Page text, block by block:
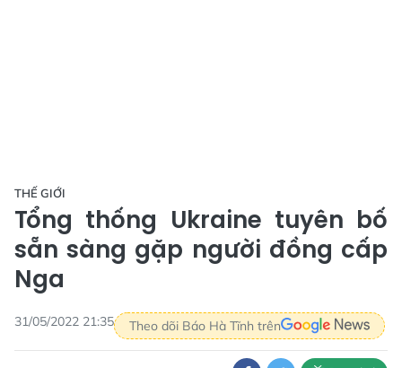
THẾ GIỚI
Tổng thống Ukraine tuyên bố
sẵn sàng gặp người đồng cấp
Nga
31/05/2022 21:35 Theo dõi Báo Hà Tĩnh trên